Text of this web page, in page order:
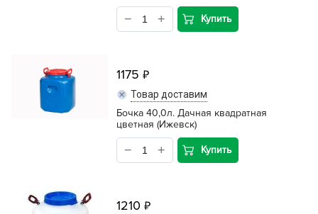
Купить
1175
Товар доставим
Бочка 40,0л. Дачная квадратная
цветная (Ижевск)
Купить
1210